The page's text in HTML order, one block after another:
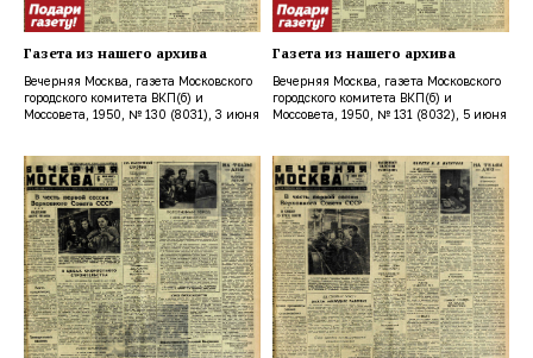
Газета из нашего архива
Вечерняя Москва, газета Московского
городского комитета ВКП(б) и
Моссовета, 1950, № 130 (8031), 3 июня
Газета из нашего архива
Вечерняя Москва, газета Московского
городского комитета ВКП(б) и
Моссовета, 1950, № 131 (8032), 5 июня